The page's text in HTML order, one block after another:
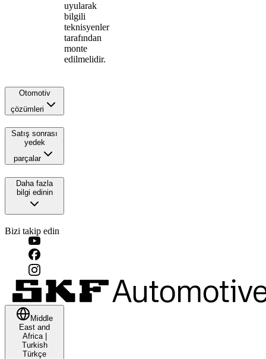
uyularak
bilgili
teknisyenler
tarafından
monte
edilmelidir.
Otomotiv
çözümleri
Satış sonrası
yedek
parçalar
Daha fazla
bilgi edinin
Bizi takip edin
Middle
East and
Africa|
Turkish
Türkçe